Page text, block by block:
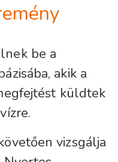
be a
akik a
küldtek
vizsgálja